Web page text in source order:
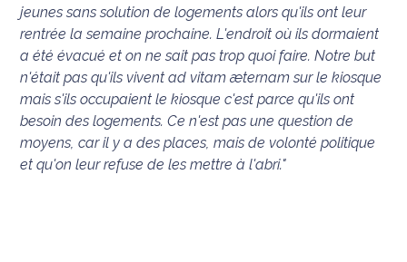
Transport
National
International
Défense
jeunes sans solution de logements alors qu'ils ont leur
rentrée la semaine prochaine. L'endroit où ils dormaient
a été évacué et on ne sait pas trop quoi faire. Notre but
n'était pas qu'ils vivent ad vitam æternam sur le kiosque
mais s'ils occupaient le kiosque c'est parce qu'ils ont
besoin des logements. Ce n'est pas une question de
moyens, car il y a des places, mais de volonté politique
et qu'on leur refuse de les mettre à l'abri."